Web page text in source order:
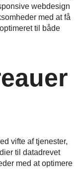
webdesign
med at få
til både
vifte af tjenester,
til datadrevet
med at optimere